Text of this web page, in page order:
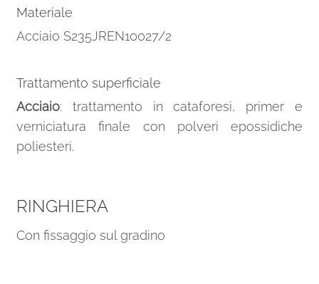
Materiale
Acciaio S235JREN10027/2
Trattamento superficiale
Acciaio: trattamento in cataforesi, primer e
verniciatura finale con polveri epossidiche
poliesteri.
RINGHIERA
Con fissaggio sul gradino